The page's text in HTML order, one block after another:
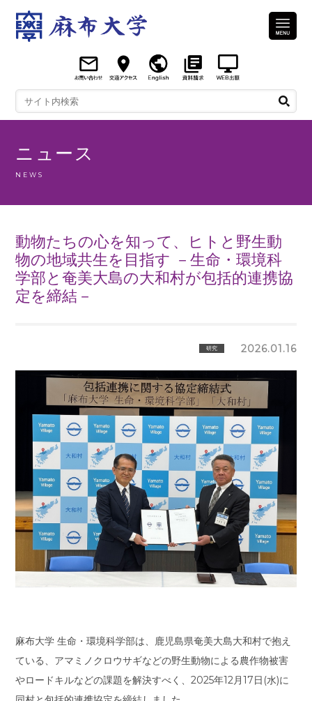
ニュース
NEWS
動物たちの心を知って、ヒトと野生動
物の地域共生を目指す －生命・環境科
学部と奄美大島の大和村が包括的連携協
定を締結－
研究 2026.01.16
麻布大学 生命・環境科学部は、鹿児島県奄美大島大和村で抱え
ている、アマミノクロウサギなどの野生動物による農作物被害
やロードキルなどの課題を解決すべく、2025年12月17日(水)に